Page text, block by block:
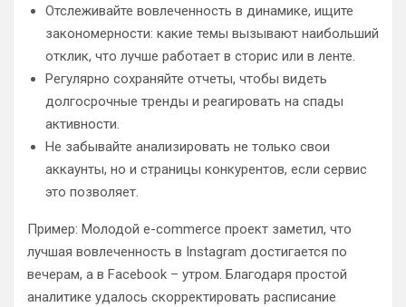
Отслеживайте вовлеченность в динамике, ищите
закономерности: какие темы вызывают наибольший
отклик, что лучше работает в сторис или в ленте.
Регулярно сохраняйте отчеты, чтобы видеть
долгосрочные тренды и реагировать на спады
активности.
Не забывайте анализировать не только свои
аккаунты, но и страницы конкурентов, если сервис
это позволяет.
Пример: Молодой e-commerce проект заметил, что
лучшая вовлеченность в Instagram достигается по
вечерам, а в Facebook – утром. Благодаря простой
аналитике удалось скорректировать расписание